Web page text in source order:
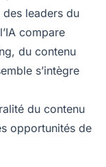
leaders du
compare
du contenu
s’intègre
du contenu
opportunités de